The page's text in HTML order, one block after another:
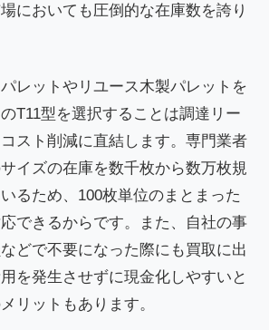
においても圧倒的な在庫数を誇り
レットやリユース木製パレットを
T11型を選択することは調達リー
スト削減に直結します。専門業者
イズの在庫を数千枚から数万枚規
るため、100枚単位のまとまった
できるからです。また、自社の事
どで不要になった際にも買取に出
を発生させずに現金化しやすいと
リットもあります。